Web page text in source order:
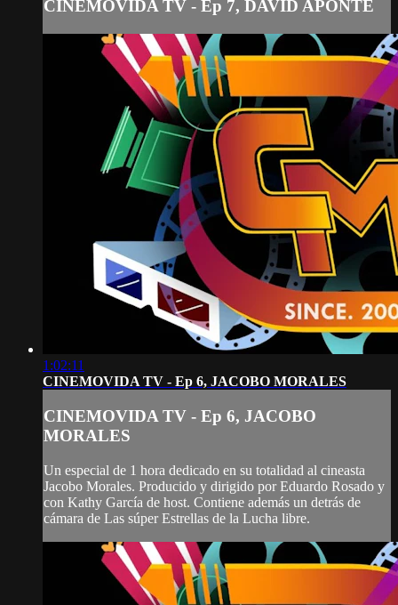
CINEMOVIDA TV - Ep 7, DAVID APONTE
1:02:11
CINEMOVIDA TV - Ep 6, JACOBO MORALES
CINEMOVIDA TV - Ep 6, JACOBO
MORALES
Un especial de 1 hora dedicado en su totalidad al cineasta
Jacobo Morales. Producido y dirigido por Eduardo Rosado y
con Kathy García de host. Contiene además un detrás de
cámara de Las súper Estrellas de la Lucha libre.